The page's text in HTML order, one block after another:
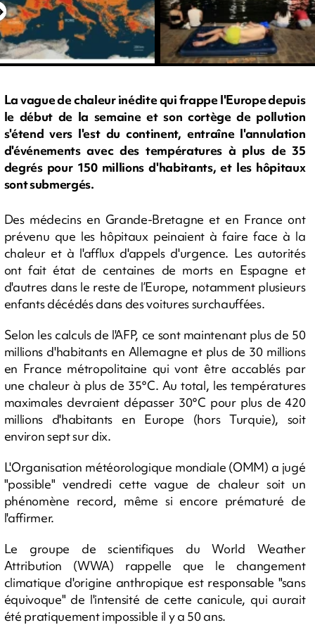
La vague de chaleur inédite qui frappe l'Europe depuis
le début de la semaine et son cortège de pollution
s'étend vers l'est du continent, entraîne l'annulation
d'événements avec des températures à plus de 35
degrés pour 150 millions d'habitants, et les hôpitaux
sont submergés.
Des médecins en Grande-Bretagne et en France ont
prévenu que les hôpitaux peinaient à faire face à la
chaleur et à l'afflux d'appels d'urgence. Les autorités
ont fait état de centaines de morts en Espagne et
d'autres dans le reste de l’Europe, notamment plusieurs
enfants décédés dans des voitures surchauffées.
Selon les calculs de l'AFP, ce sont maintenant plus de 50
millions d'habitants en Allemagne et plus de 30 millions
en France métropolitaine qui vont être accablés par
une chaleur à plus de 35°C. Au total, les températures
maximales devraient dépasser 30°C pour plus de 420
millions d'habitants en Europe (hors Turquie), soit
environ sept sur dix.
L'Organisation météorologique mondiale (OMM) a jugé
"possible" vendredi cette vague de chaleur soit un
phénomène record, même si encore prématuré de
l'affirmer.
Le groupe de scientifiques du World Weather
Attribution (WWA) rappelle que le changement
climatique d'origine anthropique est responsable "sans
équivoque" de l'intensité de cette canicule, qui aurait
été pratiquement impossible il y a 50 ans.